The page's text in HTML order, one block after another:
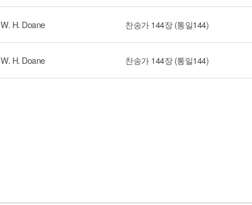
W. H. Doane 찬송가 144장 (통일144)
W. H. Doane 찬송가 144장 (통일144)